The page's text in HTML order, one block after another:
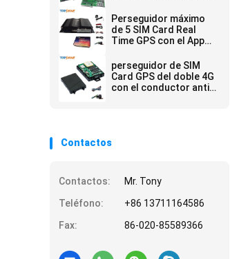
With 4
Perseguidor máximo
de 5 SIM Card Real
Time GPS con el App
que sigue la
plataforma
perseguidor de SIM
Card GPS del doble 4G
con el conductor anti
Contactos
Contactos:
Mr. Tony
Teléfono:
+86 13711164586
Fax:
86-020-85589366